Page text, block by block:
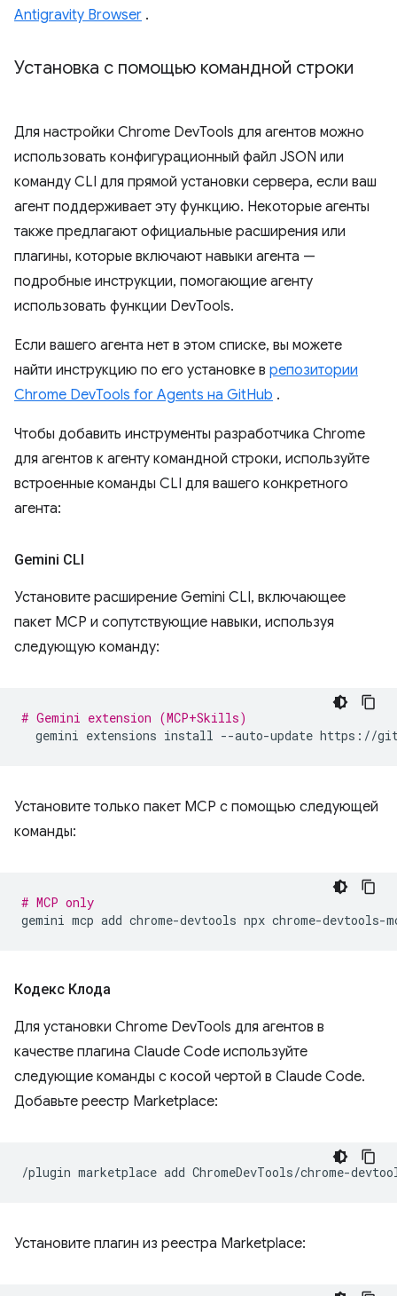
Antigravity Browser .
Установка с помощью командной строки
Для настройки Chrome DevTools для агентов можно
использовать конфигурационный файл JSON или
команду CLI для прямой установки сервера, если ваш
агент поддерживает эту функцию. Некоторые агенты
также предлагают официальные расширения или
плагины, которые включают навыки агента —
подробные инструкции, помогающие агенту
использовать функции DevTools.
Если вашего агента нет в этом списке, вы можете
найти инструкцию по его установке в репозитории
Chrome DevTools for Agents на GitHub .
Чтобы добавить инструменты разработчика Chrome
для агентов к агенту командной строки, используйте
встроенные команды CLI для вашего конкретного
агента:
Gemini CLI
Установите расширение Gemini CLI, включающее
пакет MCP и сопутствующие навыки, используя
следующую команду:
# Gemini extension (MCP+Skills)
gemini extensions install --auto-update
Установите только пакет MCP с помощью следующей
команды:
# MCP only
gemini mcp add chrome-devtools npx
Кодекс Клода
Для установки Chrome DevTools для агентов в
качестве плагина Claude Code используйте
следующие команды с косой чертой в Claude Code.
Добавьте реестр Marketplace:
/plugin marketplace add
Установите плагин из реестра Marketplace: